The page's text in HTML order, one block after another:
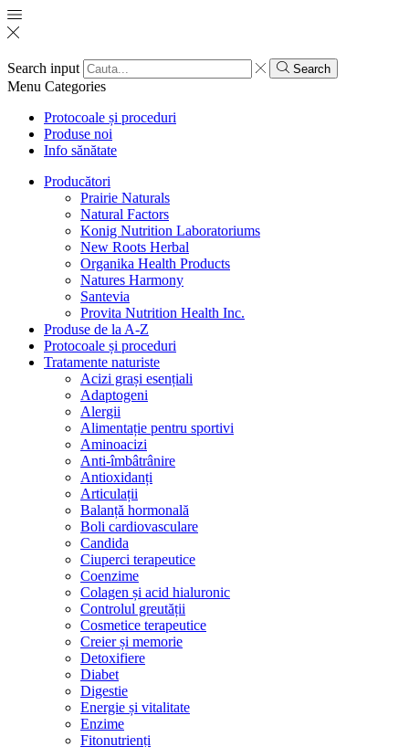
Search input Search
Menu Categories
Protocoale și proceduri
Produse noi
Info sănătate
Producători
Prairie Naturals
Natural Factors
Konig Nutrition Laboratoriums
New Roots Herbal
Organika Health Products
Natures Harmony
Santevia
Provita Nutrition Health Inc.
Produse de la A-Z
Protocoale și proceduri
Tratamente naturiste
Acizi grași esențiali
Adaptogeni
Alergii
Alimentație pentru sportivi
Aminoacizi
Anti-îmbâtrânire
Antioxidanți
Articulații
Balanță hormonală
Boli cardiovasculare
Candida
Ciuperci terapeutice
Coenzime
Colagen și acid hialuronic
Controlul greutății
Cosmetice terapeutice
Creier și memorie
Detoxifiere
Diabet
Digestie
Energie și vitalitate
Enzime
Fitonutrienți